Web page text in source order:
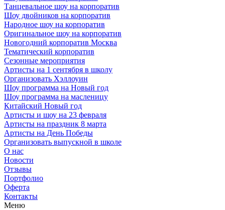
Танцевальное шоу на корпоратив
Шоу двойников на корпоратив
Народное шоу на корпоратив
Оригинальное шоу на корпоратив
Новогодний корпоратив Москва
Тематический корпоратив
Сезонные мероприятия
Артисты на 1 сентября в школу
Организовать Хэллоуин
Шоу программа на Новый год
Шоу программа на масленицу
Китайский Новый год
Артисты и шоу на 23 февраля
Артисты на праздник 8 марта
Артисты на День Победы
Организовать выпускной в школе
О нас
Новости
Отзывы
Портфолио
Оферта
Контакты
Меню